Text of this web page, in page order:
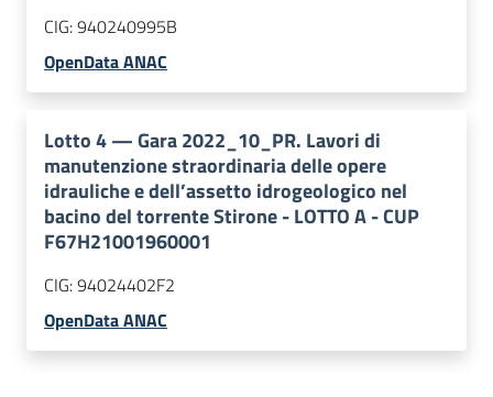
CIG:940240995B
OpenData ANAC
Lotto4—Gara 2022_10_PR. Lavori di
manutenzione straordinaria delle opere
idrauliche e dell’assetto idrogeologico nel
bacino del torrente Stirone - LOTTO A - CUP
F67H21001960001
CIG:94024402F2
OpenData ANAC